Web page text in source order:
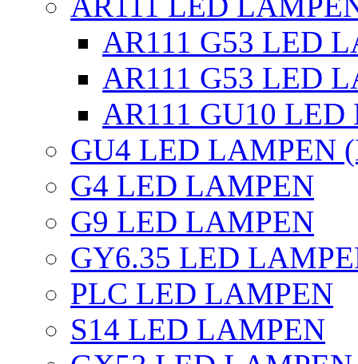
AR111 G53 LED
AR111 G53 LED
AR111 GU10
GU4 LED LAMPEN
G4 LED LAMPEN
G9 LED LAMPEN
GY6.35 LED
PLC LED LAMPEN
S14 LED LAMPEN